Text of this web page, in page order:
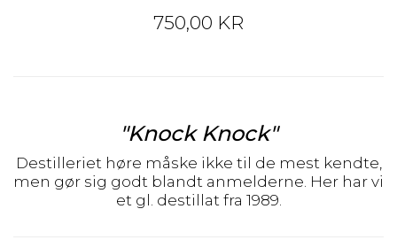
750,00 KR
"Knock Knock"
Destilleriet høre måske ikke til de mest kendte,
men gør sig godt blandt anmelderne. Her har vi
et gl. destillat fra 1989.